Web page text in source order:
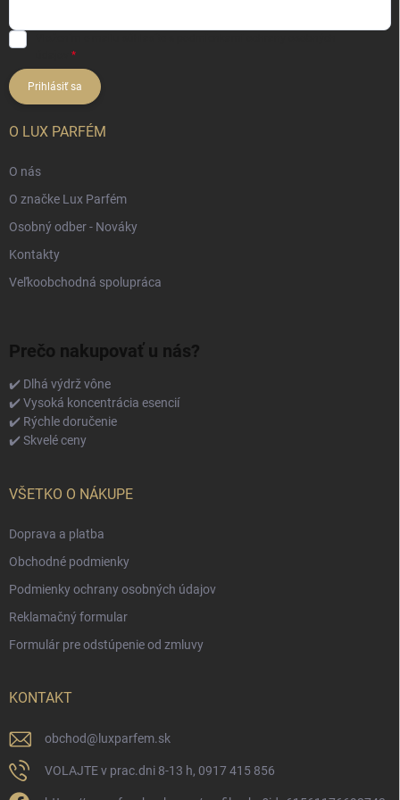
Prihlásiť sa
O LUX PARFÉM
O nás
O značke Lux Parfém
Osobný odber - Nováky
Kontakty
Veľkoobchodná spolupráca
Prečo nakupovať u nás?
✔️ Dlhá výdrž vône
✔️ Vysoká koncentrácia esencií
✔️ Rýchle doručenie
✔️ Skvelé ceny
VŠETKO O NÁKUPE
Doprava a platba
Obchodné podmienky
Podmienky ochrany osobných údajov
Reklamačný formular
Formulár pre odstúpenie od zmluvy
KONTAKT
obchod@ luxparfem.sk
VOLAJTE v prac.dni 8-13 h, 0917 415 856